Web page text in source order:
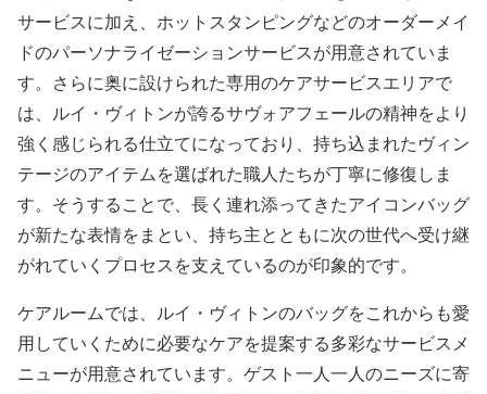
サービスに加え、ホットスタンピングなどのオーダーメイ
ドのパーソナライゼーションサービスが用意されていま
す。さらに奥に設けられた専用のケアサービスエリアで
は、ルイ・ヴィトンが誇るサヴォアフェールの精神をより
強く感じられる仕立てになっており、持ち込まれたヴィン
テージのアイテムを選ばれた職人たちが丁寧に修復しま
す。そうすることで、長く連れ添ってきたアイコンバッグ
が新たな表情をまとい、持ち主とともに次の世代へ受け継
がれていくプロセスを支えているのが印象的です。
ケアルームでは、ルイ・ヴィトンのバッグをこれからも愛
用していくために必要なケアを提案する多彩なサービスメ
ニューが用意されています。ゲスト一人一人のニーズに寄